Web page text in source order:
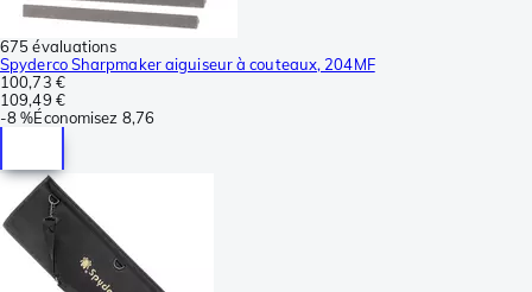
675 évaluations
Spyderco Sharpmaker aiguiseur à couteaux, 204MF
100,73 €
109,49 €
-8 %Économisez 8,76